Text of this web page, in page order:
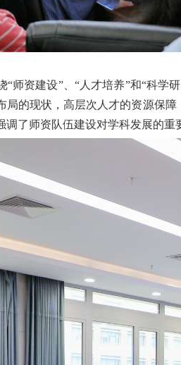
“师资建设”、“人才培养”和“科学
局的现状，高层次人才的资源保
了师资队伍建设对学科发展的重